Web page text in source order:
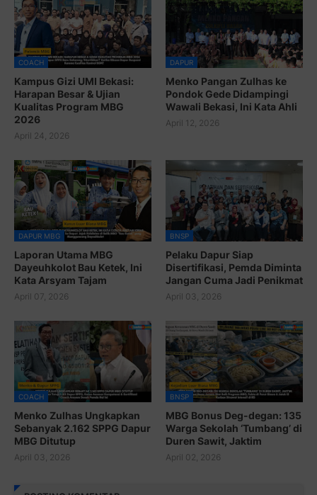
COACH
Kampus Gizi UMI Bekasi:
Harapan Besar & Ujian
Kualitas Program MBG
2026
April 24, 2026
DAPUR
Menko Pangan Zulhas ke
Pondok Gede Didampingi
Wawali Bekasi, Ini Kata Ahli
April 12, 2026
DAPUR MBG
Laporan Utama MBG
Dayeuhkolot Bau Ketek, Ini
Kata Arsyam Tajam
April 07, 2026
BNSP
Pelaku Dapur Siap
Disertifikasi, Pemda Diminta
Jangan Cuma Jadi Penikmat
April 03, 2026
COACH
Menko Zulhas Ungkapkan
Sebanyak 2.162 SPPG Dapur
MBG Ditutup
April 03, 2026
BNSP
MBG Bonus Deg-degan: 135
Warga Sekolah ‘Tumbang’ di
Duren Sawit, Jaktim
April 02, 2026